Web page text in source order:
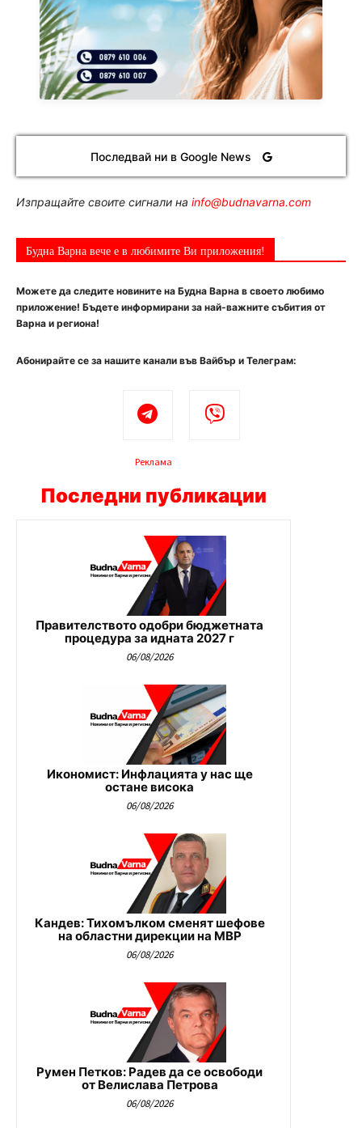
Последвай ни в Google News
Изпращайте своите сигнали на info@budnavarna.com
Будна Варна вече е в любимите Ви приложения!
Можете да следите новините на Будна Варна в своето любимо
приложение! Бъдете информирани за най-важните събития от
Варна и региона!
Абонирайте се за нашите канали във Вайбър и Телеграм:
Реклама
Последни публикации
Правителството одобри бюджетната
процедура за идната 2027 г
06/08/2026
Икономист: Инфлацията у нас ще
остане висока
06/08/2026
Кандев: Тихомълком сменят шефове
на областни дирекции на МВР
06/08/2026
Румен Петков: Радев да се освободи
от Велислава Петрова
06/08/2026